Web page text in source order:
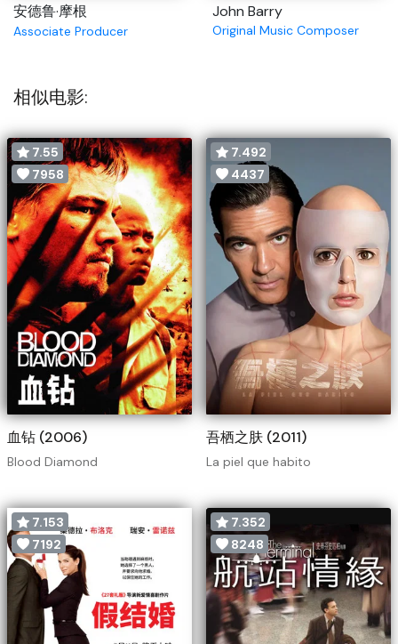
安德鲁·摩根
Associate Producer
John Barry
Original Music Composer
相似电影:
7.55
7958
血钻 (2006)
Blood Diamond
7.492
4437
吾栖之肤 (2011)
La piel que habito
7.153
7192
7.352
8248